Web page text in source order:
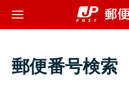
郵便番号検索